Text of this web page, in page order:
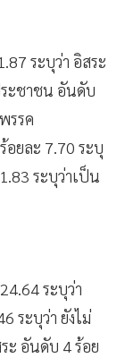
ระบุว่า อิสระ
ชาชน อันดับ
รรค
ยละ 7.70 ระบุ
ระบุว่าเป็น
ระบุว่า
ระบุว่า ยังไม่